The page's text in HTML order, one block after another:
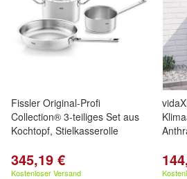
Fissler Original-Profi
Collection® 3-teiliges Set aus
Kochtopf, Stielkasserolle
345,19 €
Kostenloser Versand